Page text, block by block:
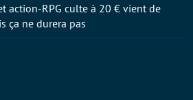
action-RPG culte à 20 € vient de
ça ne durera pas